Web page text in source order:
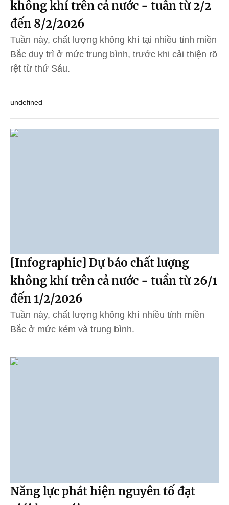
không khí trên cả nước - tuần từ 2/2
đến 8/2/2026
Tuần này, chất lượng không khí tại nhiều tỉnh miền
Bắc duy trì ở mức trung bình, trước khi cải thiện rõ
rệt từ thứ Sáu.
undefined
[Infographic] Dự báo chất lượng
không khí trên cả nước - tuần từ 26/1
đến 1/2/2026
Tuần này, chất lượng không khí nhiều tỉnh miền
Bắc ở mức kém và trung bình.
Năng lực phát hiện nguyên tố đạt